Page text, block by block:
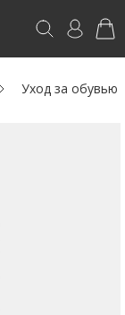
Уход за обувью